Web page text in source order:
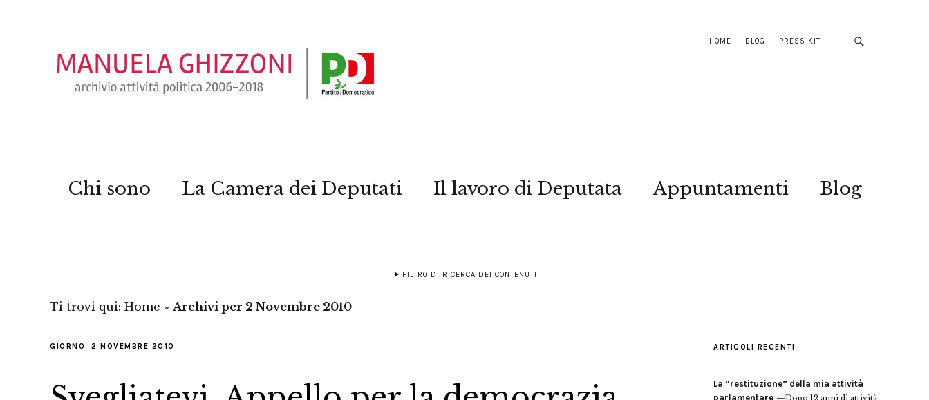
HOME BLOG PRESS KIT
Chi sono La Camera dei Deputati Il lavoro di Deputata Appuntamenti Blog
FILTRO DI RICERCA DEI CONTENUTI
Ti trovi qui: Home » Archivi per 2 Novembre 2010
GIORNO: 2 NOVEMBRE 2010 ARTICOLI RECENTI
La “restituzione” della mia attività
parlamentare
Dopo 12 anni di attività